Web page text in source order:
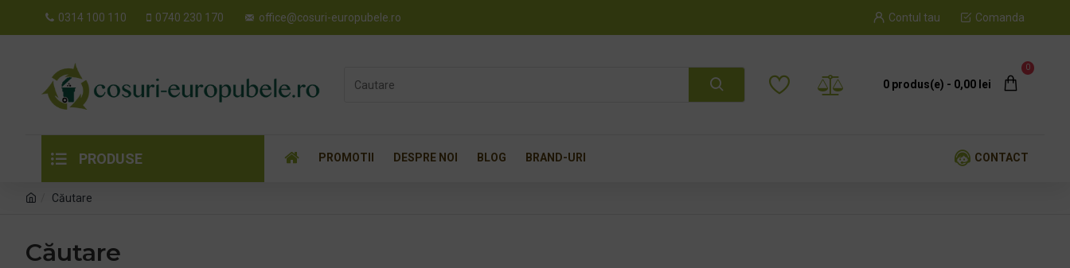
0314 100 110 0740 230 170 office@cosuri-europubele.ro Contul tau Comanda
0 produs(e) - 0,00 lei
0
PRODUSE PROMOTII DESPRE NOI BLOG BRAND-URI CONTACT
Căutare
Căutare